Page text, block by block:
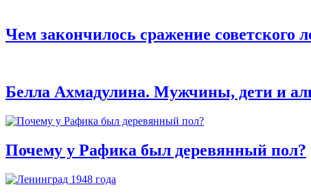
Чем закончилось сражение советского
Белла Ахмадулина. Мужчины, дети и
Почему у Рафика был деревянный пол?